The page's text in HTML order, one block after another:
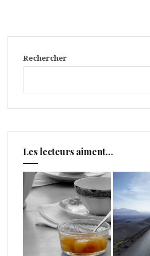
Rechercher
Les lecteurs aiment…